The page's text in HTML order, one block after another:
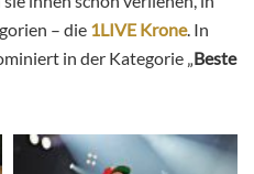
– die 1LIVE Krone. In
in der Kategorie „ Beste